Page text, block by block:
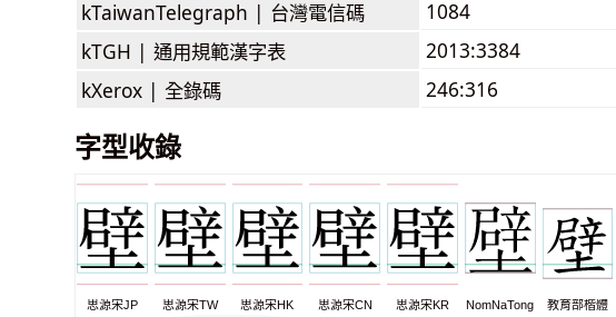
kTaiwanTelegraph | 台灣電信碼
1084
kTGH | 通用規範漢字表
2013:3384
kXerox | 全錄碼 246:316
字型收錄
思源宋JP 思源宋TW 思源宋HK 思源宋CN 思源宋KR NomNaTong 教育部楷體